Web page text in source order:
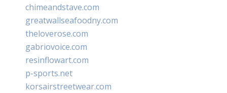
chimeandstave.com
greatwallseafoodny.com
theloverose.com
gabriovoice.com
resinflowart.com
p-sports.net
korsairstreetwear.com